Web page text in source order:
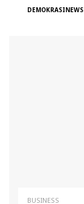
DEMOKRASINEWS
BUSINESS